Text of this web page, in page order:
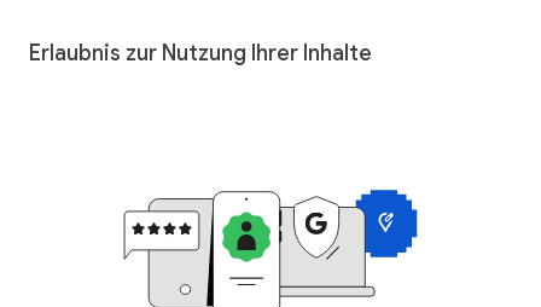
Erlaubnis zur Nutzung Ihrer Inhalte